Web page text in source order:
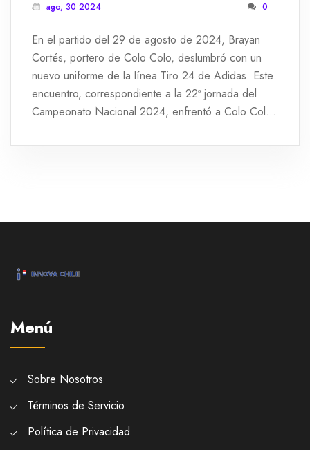
ago, 30 2024 0
En el partido del 29 de agosto de 2024, Brayan
Cortés, portero de Colo Colo, deslumbró con un
nuevo uniforme de la línea Tiro 24 de Adidas. Este
encuentro, correspondiente a la 22ª jornada del
Campeonato Nacional 2024, enfrentó a Colo Colo
Arellano.
Menú
Sobre Nosotros
Términos de Servicio
Política de Privacidad